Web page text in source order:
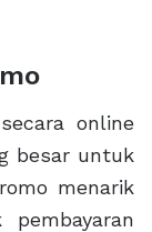
online
besar untuk
menarik